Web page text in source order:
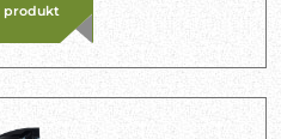
produkt